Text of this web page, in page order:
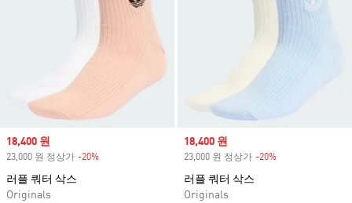
Sale price
18,400 원
23,000 원 정상가 -20%
러플 쿼터 삭스
Originals
Sale price
18,400 원
23,000 원 정상가 -20%
러플 쿼터 삭스
Originals